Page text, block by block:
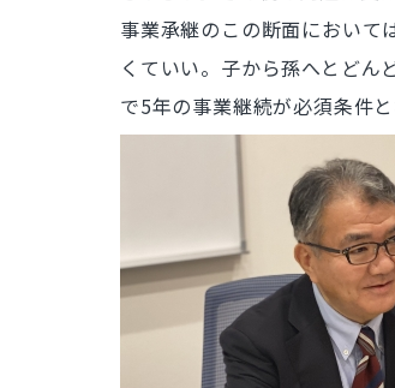
事業承継のこの断面において
くていい。子から孫へとどん
で5年の事業継続が必須条件と